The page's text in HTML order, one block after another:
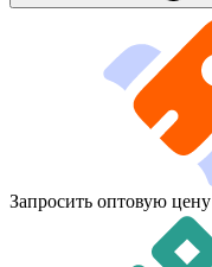
Запросить оптовую цену